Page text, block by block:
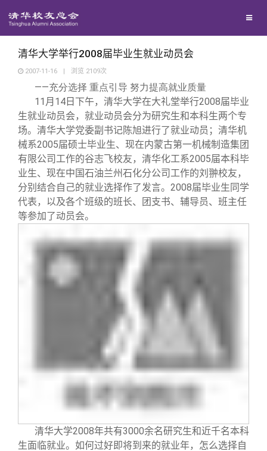
地区联络
年级联络
院系校友工作
专业委员会
兴趣群体
回馈母校
捐赠项目
捐赠新闻
捐赠纪事
捐赠方法
媒体平台
《清华校友通讯》
《水木清华》
我要订阅
百年清华
清华人物
清华故事
校友文苑
校友视界
校友服务
终身学习
三创大赛
校友总会
会长致辞
理事会名单
清华大学举行2008届毕业生就业动员会
2007-11-16 | 浏览 2109次
——充分选择 重点引导 努力提高就业质量
11 月 14 日下午，清华大学在大礼堂举行2008届毕业
生就业动员会，就业动员会分为研究生和本科生两个专
场。清华大学党委副书记陈旭进行了就业动员；清华机
械系2005届硕士毕业生、现在内蒙古第一机械制造集团
有限公司工作的谷志飞校友，清华化工系2005届本科毕
业生、现在中国石油兰州石化分公司工作的刘翀校友，
分别结合自己的就业选择作了发言。 2008届毕业生同学
代表，以及各个班级的班长、团支书、辅导员、班主任
等参加了动员会。
清华大学2008年共有3000余名研究生和近千名本科
生面临就业。如何过好即将到来的就业年，怎么选择自